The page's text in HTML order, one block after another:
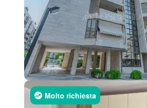
Molto richiesta